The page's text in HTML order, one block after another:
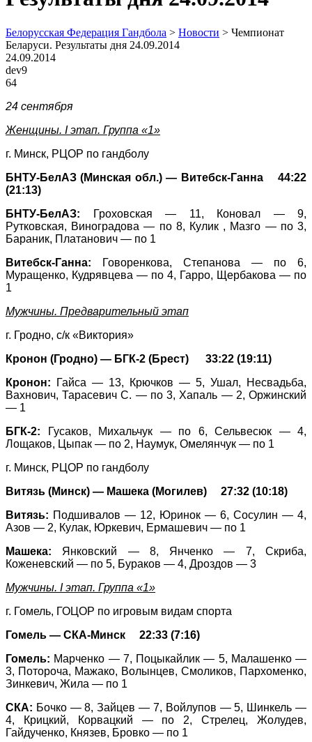
Белорусская Федерация Гандбола > Новости > Чемпионат
Беларуси. Результаты дня 24.09.2014
24.09.2014
dev9
64
24 сентября
Женщины. I этап. Группа «1»
г. Минск, РЦОР по гандболу
БНТУ-БелАЗ (Минская обл.) — Витебск-Ганна 44:22
(21:13)
БНТУ-БелАЗ: Гроховская — 11, Коновал — 9,
Рутковская, Виноградова — по 8, Кулик , Мазго — по 3,
Бараник, Платанович — по 1
Витебск-Ганна: Говоренкова, Степанова — по 6,
Муращенко, Кудрявцева — по 4, Гарро, Щербакова — по
1
Мужчины. Предварительный этап
г. Гродно, с/к «Виктория»
Кронон (Гродно) — БГК-2 (Брест) 33:22 (19:11)
Кронон: Гайса — 13, Крючков — 5, Ушал, Несвадьба,
Вахнович, Тарасевич С. — по 3, Хапаль — 2, Оржинский
— 1
БГК-2: Гусаков, Михальчук — по 6, Сельвесюк — 4,
Лощаков, Цыпак — по 2, Наумук, Омелянчук — по 1
г. Минск, РЦОР по гандболу
Витязь (Минск) — Машека (Могилев) 27:32 (10:18)
Витязь: Подшивалов — 12, Юринок — 6, Сосулин — 4,
Азов — 2, Кулак, Юркевич, Ермашевич — по 1
Машека: Янковский — 8, Янченко — 7, Скриба,
Коженевский — по 5, Бураков — 4, Дроздов — 3
Мужчины. I этап. Группа «1»
г. Гомель, ГОЦОР по игровым видам спорта
Гомель — СКА-Минск 22:33 (7:16)
Гомель: Марченко — 7, Поцыкайлик — 5, Малашенко —
3, Потороча, Мажако, Волынцев, Смоликов, Пархоменко,
Зинкевич, Жила — по 1
СКА: Бочко — 8, Зайцев — 7, Войлупов — 5, Шинкель —
4, Крицкий, Корвацкий — по 2, Стрелец, Жолудев,
Гайдученко, Князев, Бровко — по 1